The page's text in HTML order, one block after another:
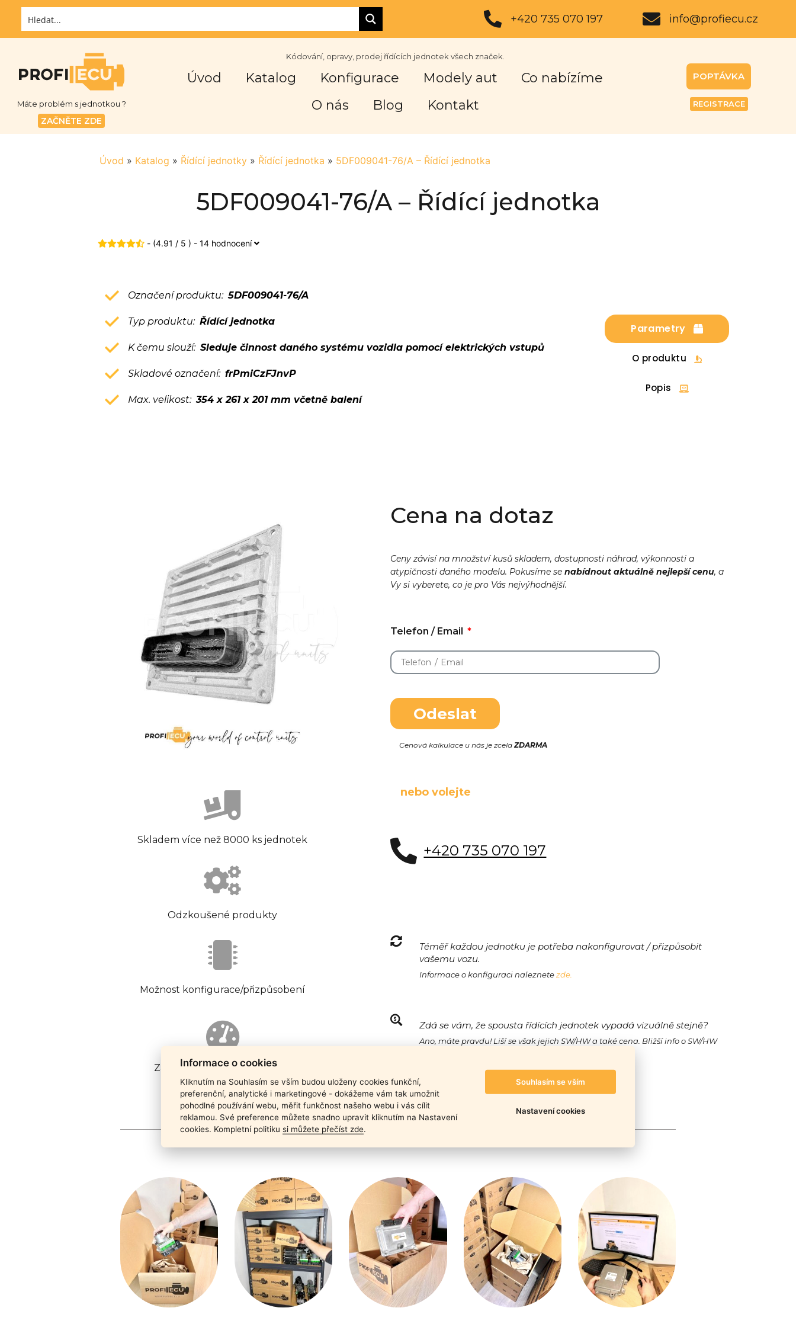
+420 735 070 197 info@profiecu.cz
Máte problém s jednotkou ?
ZAČNĚTE ZDE
Kódování, opravy, prodej řídících jednotek všech značek.
Úvod Katalog Konfigurace Modely aut
Co nabízíme
O nás
Blog Kontakt
POPTÁVKA
REGISTRACE
Úvod » Katalog » Řídící jednotky » Řídící jednotka » 5DF009041-76/A – Řídící jednotka
5DF009041-76/A – Řídící jednotka
- (4.91 / 5 ) - 14 hodnocení
Parametry
O produktu
Popis
Označení produktu:5DF009041-76/A
Typ produktu: Řídící jednotka
K čemu slouží: Sleduje činnost daného systému vozidla pomocí elektrických vstupů
Skladové označení: frPmiCzFJnvP
Max. velikost:354 x 261 x 201 mm včetně balení
Skladem více než 8000 ks jednotek
Odzkoušené produkty
Možnost konfigurace/přizpůsobení
Záruka funkčnosti produktu
Cena na dotaz
Ceny závisí na množství kusů skladem, dostupnosti náhrad, výkonnosti a
atypičnosti daného modelu. Pokusíme senabídnout aktuálně nejlepší cenu, a
Vy si vyberete, co je pro Vás nejvýhodnější.
Telefon / Email
Odeslat
Cenová kalkulace u nás je zcelaZDARMA
nebo volejte
+420 735 070 197
Téměř každou jednotku je potřeba nakonfigurovat / přizpůsobit
vašemu vozu.
Informace o konfiguraci naleznetezde.
Zdá se vám, že spousta řídících jednotek vypadá vizuálně stejně?
Ano, máte pravdu! Liší se však jejich SW/HW a také cena. Bližší info o SW/HW
Informace o cookies
Kliknutím na Souhlasím se vším budou uloženy cookies funkční,
preferenční, analytické i marketingové - dokážeme vám tak umožnit
pohodlné používání webu, měřit funkčnost našeho webu i vás cílit
reklamou. Své preference můžete snadno upravit kliknutím na Nastavení
cookies. Kompletní politiku si můžete přečíst zde.
Souhlasím se vším
Nastavení cookies